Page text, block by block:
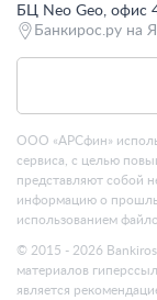
БЦ Neo Geo, офис
Банкирос.ру на
ООО «АРСфин»
сервиса, с целью
представляют собой
информацию о
использованием
© 2015 - 2026
материалов
является